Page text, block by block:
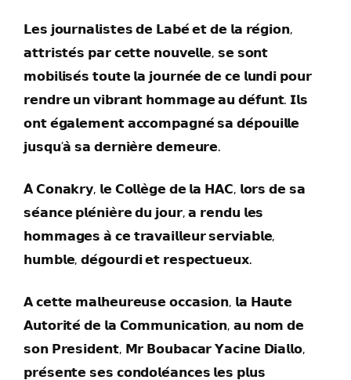
𝗟𝗲𝘀 𝗷𝗼𝘂𝗿𝗻𝗮𝗹𝗶𝘀𝘁𝗲𝘀 𝗱𝗲 𝗟𝗮𝗯𝗲́ 𝗲𝘁 𝗱𝗲 𝗹𝗮 𝗿𝗲́𝗴𝗶𝗼𝗻,
𝗮𝘁𝘁𝗿𝗶𝘀𝘁𝗲́𝘀 𝗽𝗮𝗿 𝗰𝗲𝘁𝘁𝗲 𝗻𝗼𝘂𝘃𝗲𝗹𝗹𝗲, 𝘀𝗲 𝘀𝗼𝗻𝘁
𝗺𝗼𝗯𝗶𝗹𝗶𝘀𝗲́𝘀 𝘁𝗼𝘂𝘁𝗲 𝗹𝗮 𝗷𝗼𝘂𝗿𝗻𝗲́𝗲 𝗱𝗲 𝗰𝗲 𝗹𝘂𝗻𝗱𝗶 𝗽𝗼𝘂𝗿
𝗿𝗲𝗻𝗱𝗿𝗲 𝘂𝗻 𝘃𝗶𝗯𝗿𝗮𝗻𝘁 𝗵𝗼𝗺𝗺𝗮𝗴𝗲 𝗮𝘂 𝗱𝗲́𝗳𝘂𝗻𝘁. 𝗜𝗹𝘀
𝗼𝗻𝘁 𝗲́𝗴𝗮𝗹𝗲𝗺𝗲𝗻𝘁 𝗮𝗰𝗰𝗼𝗺𝗽𝗮𝗴𝗻𝗲́ 𝘀𝗮 𝗱𝗲́𝗽𝗼𝘂𝗶𝗹𝗹𝗲
𝗷𝘂𝘀𝗾𝘂’𝗮̀ 𝘀𝗮 𝗱𝗲𝗿𝗻𝗶𝗲̀𝗿𝗲 𝗱𝗲𝗺𝗲𝘂𝗿𝗲.
𝗔̀ 𝗖𝗼𝗻𝗮𝗸𝗿𝘆, 𝗹𝗲 𝗖𝗼𝗹𝗹𝗲̀𝗴𝗲 𝗱𝗲 𝗹𝗮 𝗛𝗔𝗖, 𝗹𝗼𝗿𝘀 𝗱𝗲 𝘀𝗮
𝘀𝗲́𝗮𝗻𝗰𝗲 𝗽𝗹𝗲́𝗻𝗶𝗲̀𝗿𝗲 𝗱𝘂 𝗷𝗼𝘂𝗿, 𝗮 𝗿𝗲𝗻𝗱𝘂 𝗹𝗲𝘀
𝗵𝗼𝗺𝗺𝗮𝗴𝗲𝘀 𝗮̀ 𝗰𝗲 𝘁𝗿𝗮𝘃𝗮𝗶𝗹𝗹𝗲𝘂𝗿 𝘀𝗲𝗿𝘃𝗶𝗮𝗯𝗹𝗲,
𝗵𝘂𝗺𝗯𝗹𝗲, 𝗱𝗲́𝗴𝗼𝘂𝗿𝗱𝗶 𝗲𝘁 𝗿𝗲𝘀𝗽𝗲𝗰𝘁𝘂𝗲𝘂𝘅.
𝗔 𝗰𝗲𝘁𝘁𝗲 𝗺𝗮𝗹𝗵𝗲𝘂𝗿𝗲𝘂𝘀𝗲 𝗼𝗰𝗰𝗮𝘀𝗶𝗼𝗻, 𝗹𝗮 𝗛𝗮𝘂𝘁𝗲
𝗔𝘂𝘁𝗼𝗿𝗶𝘁𝗲́ 𝗱𝗲 𝗹𝗮 𝗖𝗼𝗺𝗺𝘂𝗻𝗶𝗰𝗮𝘁𝗶𝗼𝗻, 𝗮𝘂 𝗻𝗼𝗺 𝗱𝗲
𝘀𝗼𝗻 𝗣𝗿𝗲𝘀𝗶𝗱𝗲𝗻𝘁, 𝗠𝗿 𝗕𝗼𝘂𝗯𝗮𝗰𝗮𝗿 𝗬𝗮𝗰𝗶𝗻𝗲 𝗗𝗶𝗮𝗹𝗹𝗼,
𝗽𝗿𝗲́𝘀𝗲𝗻𝘁𝗲 𝘀𝗲𝘀 𝗰𝗼𝗻𝗱𝗼𝗹𝗲́𝗮𝗻𝗰𝗲𝘀 𝗹𝗲𝘀 𝗽𝗹𝘂𝘀